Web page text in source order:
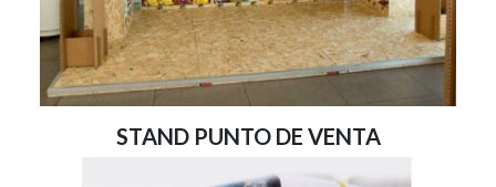
STAND PUNTO DE VENTA